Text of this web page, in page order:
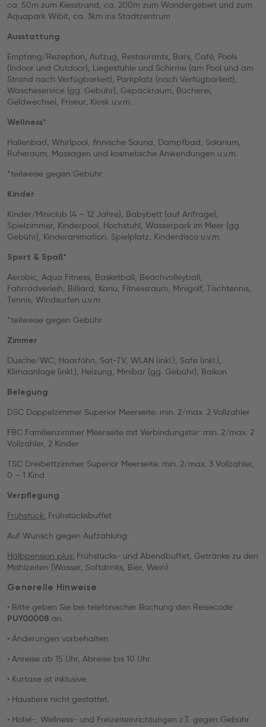
ca. 50m zum Kiesstrand, ca. 200m zum Wandergebiet und zum
Aquapark Wibit, ca. 3km ins Stadtzentrum
Ausstattung
Empfang/Rezeption, Aufzug, Restaurants, Bars, Café, Pools
(Indoor und Outdoor), Liegestühle und Schirme (am Pool und am
Strand nach Verfügbarkeit), Parkplatz (nach Verfügbarkeit),
Wäscheservice (gg. Gebühr), Gepäckraum, Bücherei,
Geldwechsel, Friseur, Kiosk u.v.m.
Wellness*
Hallenbad, Whirlpool, finnische Sauna, Dampfbad, Solarium,
Ruheraum, Massagen und kosmetische Anwendungen u.v.m.
*teilweise gegen Gebühr
Kinder
Kinder/Miniclub (4 – 12 Jahre), Babybett (auf Anfrage),
Spielzimmer, Kinderpool, Hochstuhl, Wasserpark im Meer (gg.
Gebühr), Kinderanimation, Spielplatz, Kinderdisco u.v.m.
Sport & Spaß*
Aerobic, Aqua Fitness, Basketball, Beachvolleyball,
Fahrradverleih, Billiard, Kanu, Fitnessraum, Minigolf, Tischtennis,
Tennis, Windsurfen u.v.m.
*teilweise gegen Gebühr
Zimmer
Dusche/WC, Haarföhn, Sat-TV, WLAN (inkl.), Safe (inkl.),
Klimaanlage (inkl.), Heizung, Minibar (gg. Gebühr), Balkon
Belegung
DSC Doppelzimmer Superior Meerseite: min. 2/max. 2 Vollzahler
FBC Familienzimmer Meerseite mit Verbindungstür: min. 2/max. 2
Vollzahler, 2 Kinder
TSC Dreibettzimmer Superior Meerseite: min. 2/max. 3 Vollzahler,
0 – 1 Kind
Verpflegung
Frühstück: Frühstücksbuffet
Auf Wunsch gegen Aufzahlung:
Halbpension plus: Frühstücks- und Abendbuffet, Getränke zu den
Mahlzeiten (Wasser, Softdrinks, Bier, Wein)
Generelle Hinweise
• Bitte geben Sie bei telefonischer Buchung den Reisecode
PUY00008 an.
• Änderungen vorbehalten.
• Anreise ab 15 Uhr, Abreise bis 10 Uhr.
• Kurtaxe ist inklusive.
• Haustiere nicht gestattet.
• Hotel-, Wellness- und Freizeiteinrichtungen z.T. gegen Gebühr.